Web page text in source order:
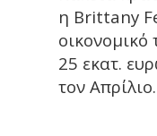
η Brittany
25 εκατ.
τον Απρίλιο.